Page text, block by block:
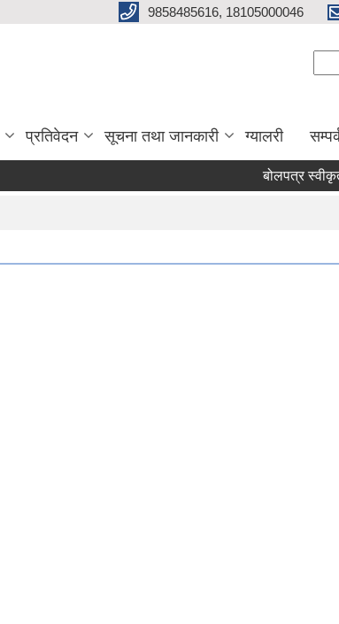
9858485616, 18105000046
प्रतिवेदन सूचना तथा जानकारी ग्यालरी
बोलपत्र स्वीकृत